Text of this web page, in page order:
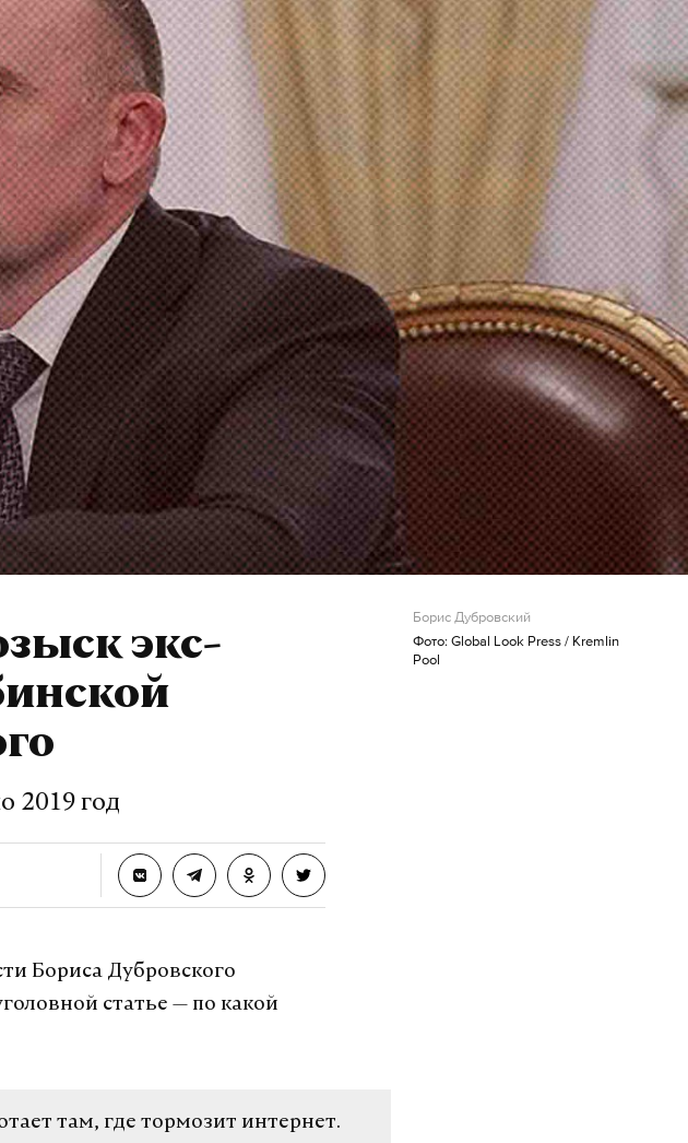
экс-
2019 год
Борис Дубровский
Фото: Global Look Press / Kremlin
Pool
Бориса Дубровского
статье — по какой
там, где тормозит интернет.